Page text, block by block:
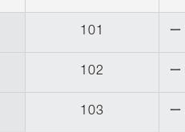
101 ー
102 ー
103 ー